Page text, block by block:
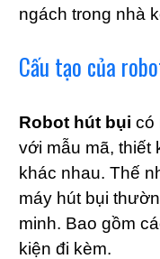
ngách trong nhà
Cấu tạo của
Robot hút bụi có
với mẫu mã, thiết
khác nhau. Thế
máy hút bụi
minh. Bao gồm
kiện đi kèm.